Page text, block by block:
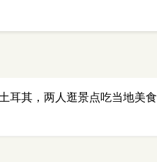
耳其，两人逛景点吃当地美食